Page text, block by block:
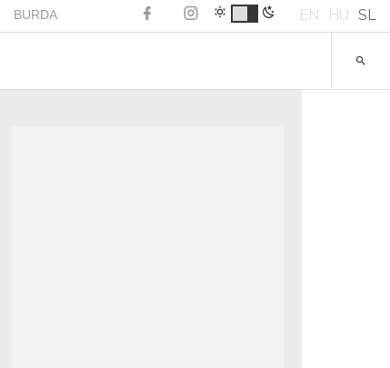
BURDA EN HU SL